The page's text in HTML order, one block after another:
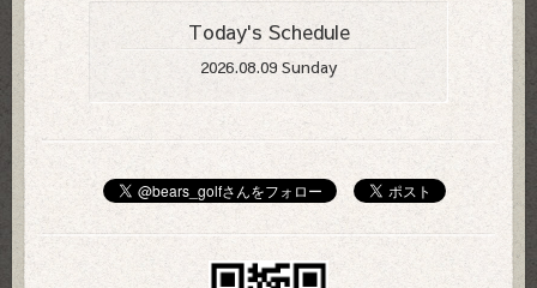
Today's Schedule
2026.08.09 Sunday